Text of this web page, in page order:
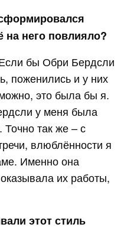
на него повлияло?
бы Обри Бердсли
поженились и у них
это была бы я.
у меня была
так же – с
влюблённости я
Именно она
их работы,
этот стиль